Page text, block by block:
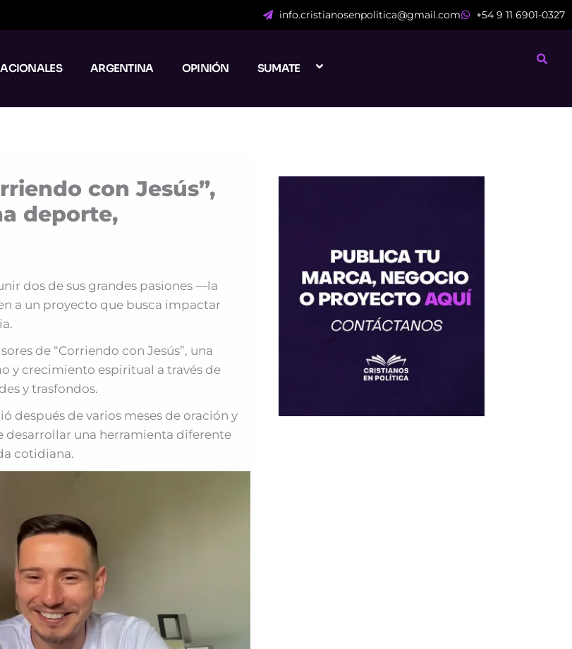
info.cristianosenpolitica@gmail.com +54 9 11 6901-0327
ARGENTINA OPINIÓN SUMATE
con Jesús”,
deporte,
dos de sus grandes pasiones —la
a un proyecto que busca impactar
de “Corriendo con Jesús”, una
y crecimiento espiritual a través de
y trasfondos.
después de varios meses de oración y
desarrollar una herramienta diferente
cotidiana.